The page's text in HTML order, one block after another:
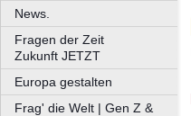
News.
Fragen der Zeit
Zukunft JETZT
Europa gestalten
Frag' die Welt | Gen Z &